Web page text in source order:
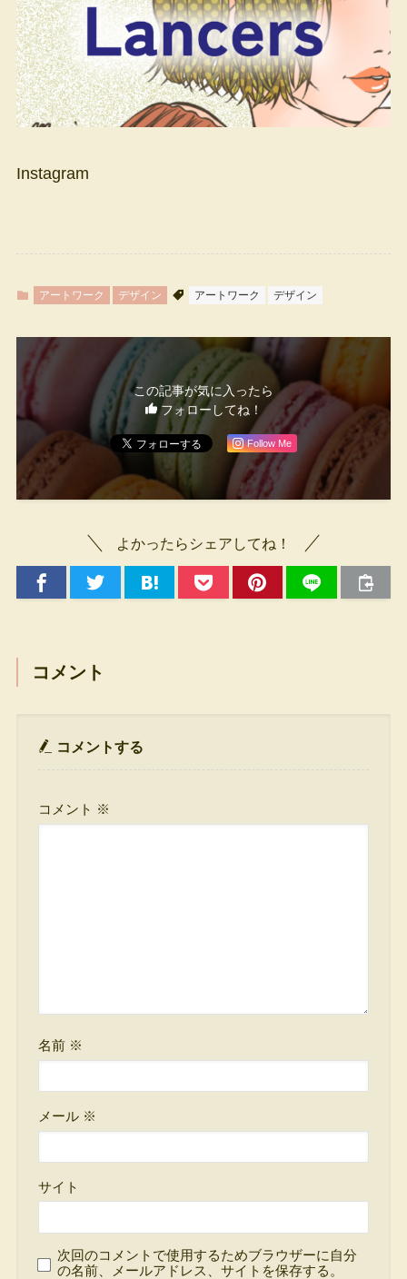
Instagram
アートワーク デザイン アートワーク デザイン
この記事が気に入ったら
フォローしてね！
Follow Me
よかったらシェアしてね！
コメント
コメントする
コメント ※
名前 ※
メール ※
サイト
次回のコメントで使用するためブラウザーに自分
の名前、メールアドレス、サイトを保存する。